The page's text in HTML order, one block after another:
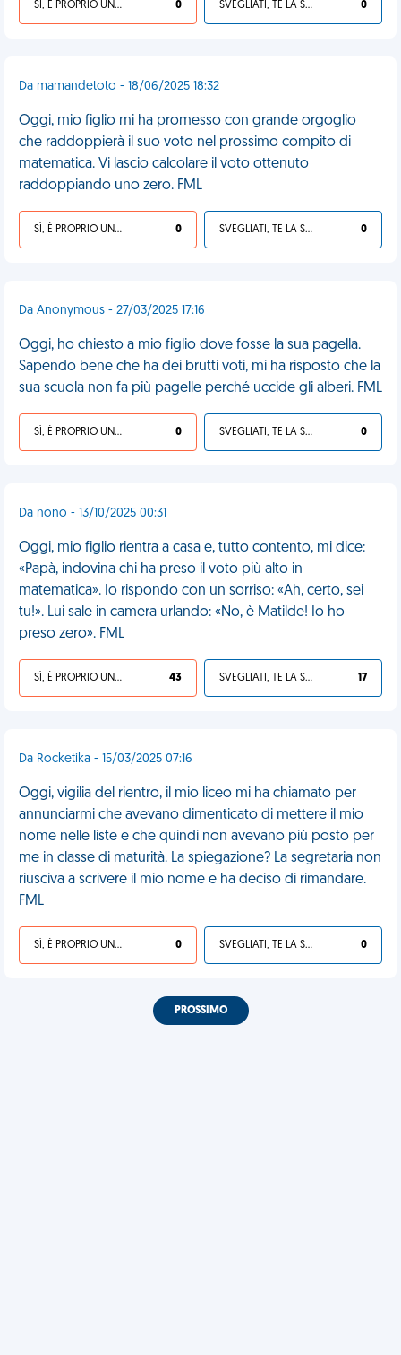
SÌ, È PROPRIO UNA VDM! 0 SVEGLIATI, TE LA SEI CERCATA! 0
Da mamandetoto - 18/06/2025 18:32
Oggi, mio figlio mi ha promesso con grande orgoglio
che raddoppierà il suo voto nel prossimo compito di
matematica. Vi lascio calcolare il voto ottenuto
raddoppiando uno zero. FML
SÌ, È PROPRIO UNA VDM! 0 SVEGLIATI, TE LA SEI CERCATA! 0
Da Anonymous - 27/03/2025 17:16
Oggi, ho chiesto a mio figlio dove fosse la sua pagella.
Sapendo bene che ha dei brutti voti, mi ha risposto che la
sua scuola non fa più pagelle perché uccide gli alberi. FML
SÌ, È PROPRIO UNA VDM! 0 SVEGLIATI, TE LA SEI CERCATA! 0
Da nono - 13/10/2025 00:31
Oggi, mio figlio rientra a casa e, tutto contento, mi dice:
«Papà, indovina chi ha preso il voto più alto in
matematica». Io rispondo con un sorriso: «Ah, certo, sei
tu!». Lui sale in camera urlando: «No, è Matilde! Io ho
preso zero». FML
SÌ, È PROPRIO UNA VDM! 43 SVEGLIATI, TE LA SEI CERCATA! 17
Da Rocketika - 15/03/2025 07:16
Oggi, vigilia del rientro, il mio liceo mi ha chiamato per
annunciarmi che avevano dimenticato di mettere il mio
nome nelle liste e che quindi non avevano più posto per
me in classe di maturità. La spiegazione? La segretaria non
riusciva a scrivere il mio nome e ha deciso di rimandare.
FML
SÌ, È PROPRIO UNA VDM! 0 SVEGLIATI, TE LA SEI CERCATA! 0
PROSSIMO